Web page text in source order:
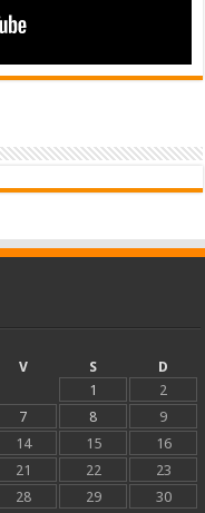
V S
D
1
2
7 8
9
14 15
16
21 22
23
28 29
30